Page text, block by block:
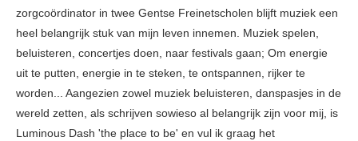
zorgcoördinator in twee Gentse Freinetscholen blijft muziek een
heel belangrijk stuk van mijn leven innemen. Muziek spelen,
beluisteren, concertjes doen, naar festivals gaan; Om energie
uit te putten, energie in te steken, te ontspannen, rijker te
worden... Aangezien zowel muziek beluisteren, danspasjes in de
wereld zetten, als schrijven sowieso al belangrijk zijn voor mij, is
Luminous Dash 'the place to be' en vul ik graag het